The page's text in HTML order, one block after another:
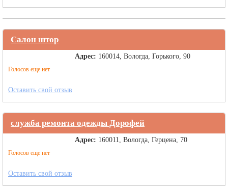
Салон штор
Голосов еще нет
Адрес: 160014, Вологда, Горького, 90
Оставить свой отзыв
служба ремонта одежды Дорофей
Голосов еще нет
Адрес: 160011, Вологда, Герцена, 70
Оставить свой отзыв